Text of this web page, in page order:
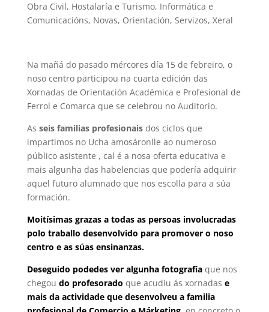
Obra Civil, Hostalaría e Turismo, Informática e
Comunicacións, Novas, Orientación, Servizos, Xeral
Na mañá do pasado mércores día 15 de febreiro, o
noso centro participou na cuarta edición das
Xornadas de Orientación Académica e Profesional de
Ferrol e Comarca que se celebrou no Auditorio.
As seis familias profesionaisdos ciclos que
impartimos no Ucha amosáronlle ao numeroso
público asistente , cal é a nosa oferta educativa e
mais algunha das habelencias que podería adquirir
aquel futuro alumnado que nos escolla para a súa
formación.
Moitísimas grazas a todas as persoas involucradas
polo traballo desenvolvido para promover o noso
centro e as súas ensinanzas.
Deseguido podedes ver algunha fotografíaque nos
chegou do profesorado que acudiu ás xornadas e
mais da actividade que desenvolveu a familia